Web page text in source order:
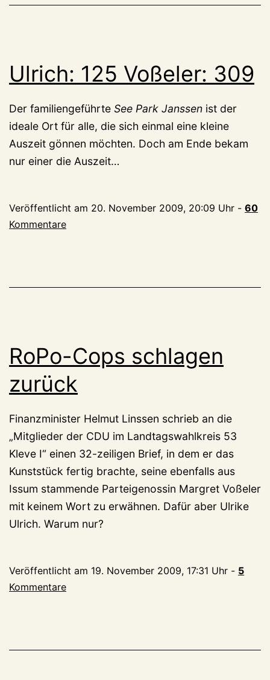
Ulrich: 125 Voßeler: 309
Der familiengeführte See Park Janssen ist der
ideale Ort für alle, die sich einmal eine kleine
Auszeit gönnen möchten. Doch am Ende bekam
nur einer die Auszeit…
Veröffentlicht am 20. November 2009, 20:09 Uhr - 60
Kommentare
RoPo-Cops schlagen
zurück
Finanzminister Helmut Linssen schrieb an die
„Mitglieder der CDU im Landtagswahlkreis 53
Kleve I“ einen 32-zeiligen Brief, in dem er das
Kunststück fertig brachte, seine ebenfalls aus
Issum stammende Parteigenossin Margret Voßeler
mit keinem Wort zu erwähnen. Dafür aber Ulrike
Ulrich. Warum nur?
Veröffentlicht am 19. November 2009, 17:31 Uhr - 5
Kommentare